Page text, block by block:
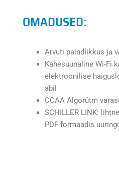
OMADUSED:
Arvuti paindlikkus ja
Kahesuunaline Wi-Fi
elektroonilise
abil
CCAA Algorütm
SCHILLER LINK:
PDF formaadis